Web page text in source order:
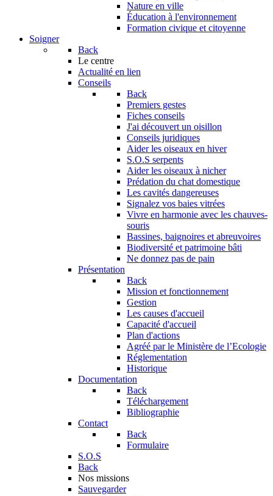
Nature en ville
Éducation à l'environnement
Formation civique et citoyenne
Soigner
Back
Le centre
Actualité en lien
Conseils
Back
Premiers gestes
Fiches conseils
J'ai découvert un oisillon
Conseils juridiques
Aider les oiseaux en hiver
S.O.S serpents
Aider les oiseaux à nicher
Prédation du chat domestique
Les cavités dangereuses
Signalez vos baies vitrées
Vivre en harmonie avec les chauves-
souris
Bassines, baignoires et abreuvoires
Biodiversité et patrimoine bâti
Ne donnez pas de pain
Présentation
Back
Mission et fonctionnement
Gestion
Les causes d'accueil
Capacité d'accueil
Plan d'actions
Agréé par le Ministère de l’Ecologie
Réglementation
Historique
Documentation
Back
Téléchargement
Bibliographie
Contact
Back
Formulaire
S.O.S
Back
Nos missions
Sauvegarder